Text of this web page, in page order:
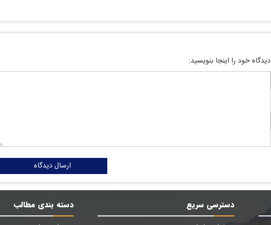
دیدگاه خود را اینجا بنویسید:
ارسال دیدگاه
دسترسی سریع
دسته بندی مطالب